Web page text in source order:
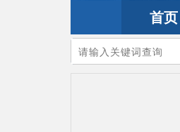
首页
您的当前位置：首页>地震频道